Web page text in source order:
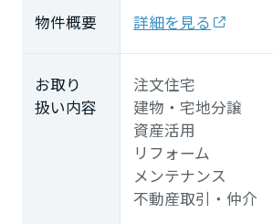
物件概要 詳細を見る
お取り
扱い内容
注文住宅
建物・宅地分譲
資産活用
リフォーム
メンテナンス
不動産取引・仲介